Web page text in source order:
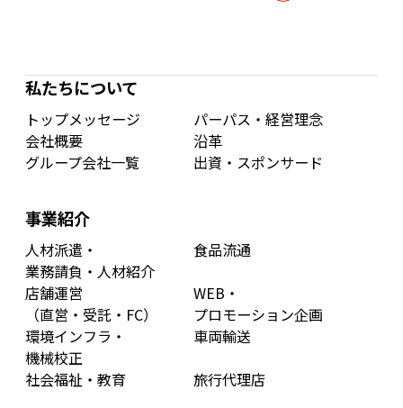
私たちについて
トップメッセージ
パーパス・経営理念
会社概要
沿革
グループ会社一覧
出資・スポンサード
事業紹介
人材派遣・
業務請負・人材紹介
食品流通
店舗運営
（直営・受託・FC）
WEB・
プロモーション企画
環境インフラ・
機械校正
車両輸送
社会福祉・教育
旅行代理店